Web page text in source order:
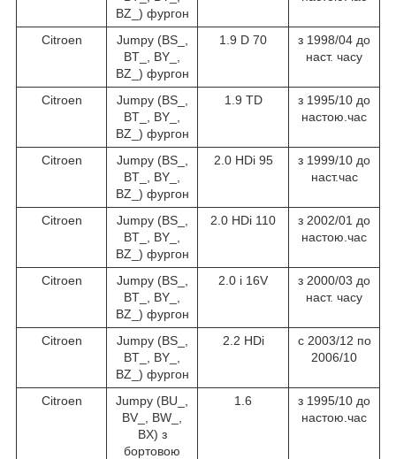
BZ_) фургон
Citroen
Jumpy (BS_,
BT_, BY_,
BZ_) фургон
1.9 D 70
з 1998/04 до
наст. часу
Citroen
Jumpy (BS_,
BT_, BY_,
BZ_) фургон
1.9 TD
з 1995/10 до
настою.час
Citroen
Jumpy (BS_,
BT_, BY_,
BZ_) фургон
2.0 HDi 95
з 1999/10 до
наст.час
Citroen
Jumpy (BS_,
BT_, BY_,
BZ_) фургон
2.0 HDi 110
з 2002/01 до
настою.час
Citroen
Jumpy (BS_,
BT_, BY_,
BZ_) фургон
2.0 i 16V
з 2000/03 до
наст. часу
Citroen
Jumpy (BS_,
BT_, BY_,
BZ_) фургон
2.2 HDi
c 2003/12 по
2006/10
Citroen
Jumpy (BU_,
BV_, BW_,
BX) з
бортовою
1.6
з 1995/10 до
настою.час